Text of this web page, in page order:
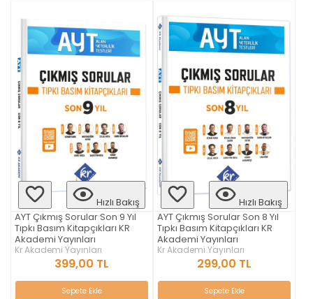
Hızlı Bakış
AYT Çıkmış Sorular Son 9 Yıl
Tıpkı Basım Kitapçıkları KR
Akademi Yayınları
Kr Akademi Yayınları
399,00 TL
Sepete Ekle
Hızlı Bakış
AYT Çıkmış Sorular Son 8 Yıl
Tıpkı Basım Kitapçıkları KR
Akademi Yayınları
Kr Akademi Yayınları
299,00 TL
Sepete Ekle